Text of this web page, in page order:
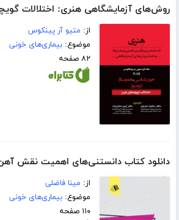
روش‌های آزمایشگاهی هنری: اختلالات
از: متیو آر پینکوس
موضوع:بیماری‌های خونی
۸۲ صفحه
دانلود کتاب دانستنی‌های اهمیت نقش
از: مینا فاضلی
موضوع:بیماری‌های خونی
۱۱۰ صفحه